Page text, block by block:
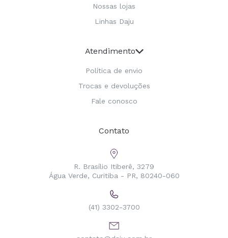
Nossas lojas
Linhas Daju
Atendimento
Política de envio
Trocas e devoluções
Fale conosco
Contato
R. Brasílio Itiberê, 3279
Água Verde, Curitiba - PR, 80240-060
(41) 3302-3700